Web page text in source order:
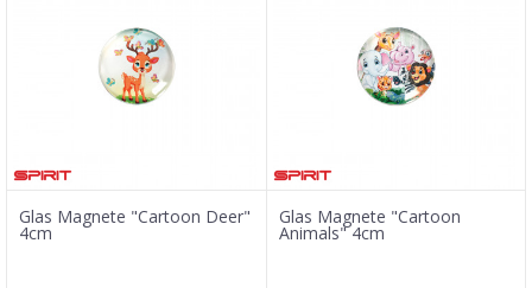
Glas Magnete "Cartoon Deer"
4cm
Glas Magnete "Cartoon
Animals" 4cm